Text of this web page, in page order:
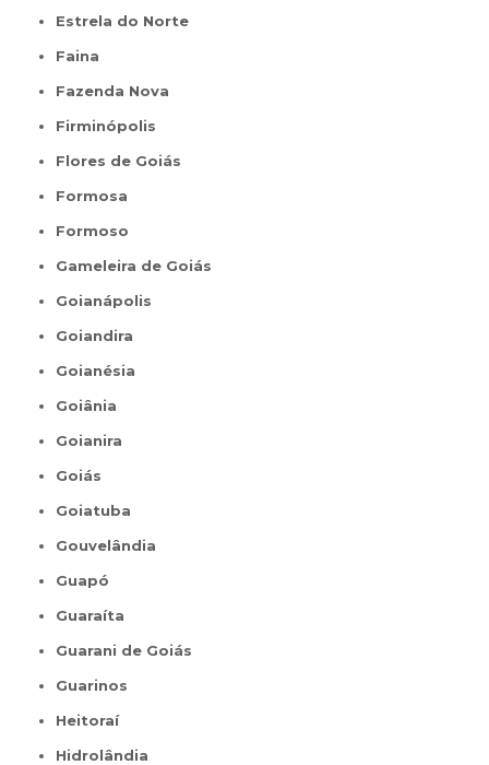
Estrela do Norte
Faina
Fazenda Nova
Firminópolis
Flores de Goiás
Formosa
Formoso
Gameleira de Goiás
Goianápolis
Goiandira
Goianésia
Goiânia
Goianira
Goiás
Goiatuba
Gouvelândia
Guapó
Guaraíta
Guarani de Goiás
Guarinos
Heitoraí
Hidrolândia